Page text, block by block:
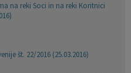
na reki Soci in na reki Koritnici
št. 22/2016 (25.03.2016)